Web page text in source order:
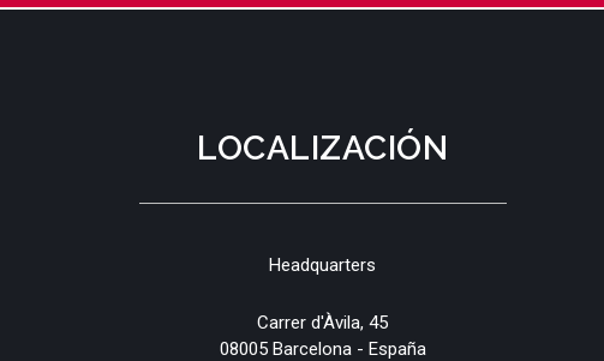
LOCALIZACIÓN
Headquarters
Carrer d'Àvila, 45
08005 Barcelona - España